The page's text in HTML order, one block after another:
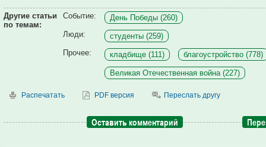
Другие статьи
по темам:
Событие:
День Победы (260)
Люди:
студенты (259)
Прочее:
кладбище (111) благоустройство (778)
Великая Отечественная война (227)
Распечатать PDF версия Переслать другу
Оставить комментарий